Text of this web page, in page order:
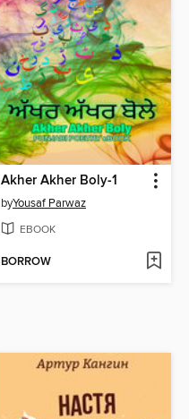
Akher Akher Boly-1
byYousaf Parwaz
EBOOK
BORROW